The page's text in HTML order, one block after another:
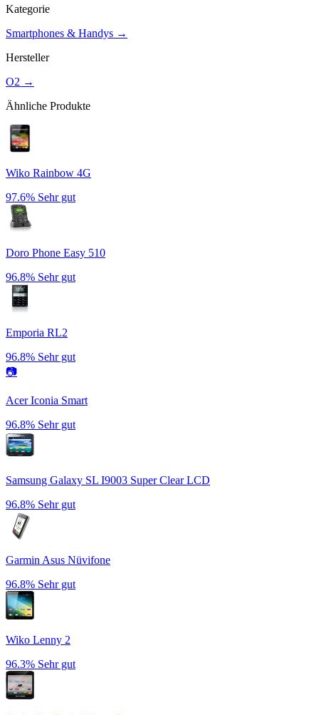
Kategorie
Smartphones & Handys →
Hersteller
O2 →
Ähnliche Produkte
Wiko Rainbow 4G
97.6% Sehr gut
Doro Phone Easy 510
96.8% Sehr gut
Emporia RL2
96.8% Sehr gut
📷
Acer Iconia Smart
96.8% Sehr gut
Samsung Galaxy SL I9003 Super Clear LCD
96.8% Sehr gut
Garmin Asus Nüvifone
96.8% Sehr gut
Wiko Lenny 2
96.3% Sehr gut